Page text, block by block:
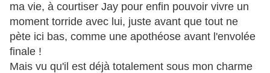
ma vie, à courtiser Jay pour enfin pouvoir vivre un
moment torride avec lui, juste avant que tout ne
pète ici bas, comme une apothéose avant l'envolée
finale !
Mais vu qu'il est déjà totalement sous mon charme